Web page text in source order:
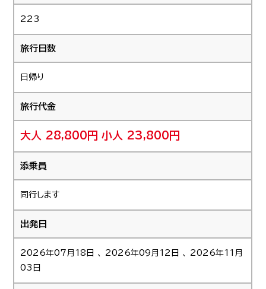
223
旅行日数
日帰り
旅行代金
大人 28,800円小人 23,800円
添乗員
同行します
出発日
2026年07月18日 、 2026年09月12日 、 2026年11月
03日